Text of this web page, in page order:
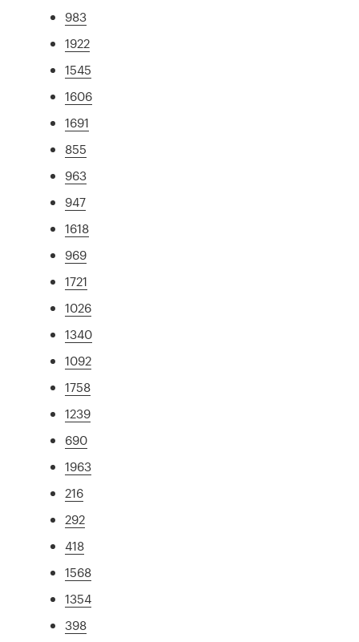
983
1922
1545
1606
1691
855
963
947
1618
969
1721
1026
1340
1092
1758
1239
690
1963
216
292
418
1568
1354
398